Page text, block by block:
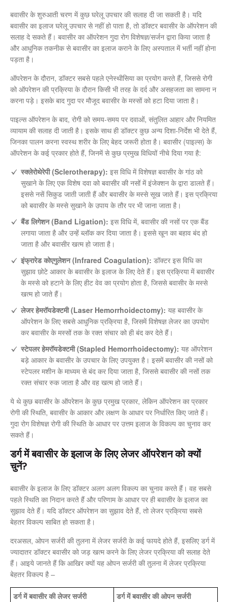
बवासीर के शुरुआती चरण में कुछ घरेलू उपचार की सलाह दी जा सकती है। यदि
बवासीर का इलाज घरेलू उपचार से नहीं हो पाता है, तो डॉक्टर बवासीर के ऑपरेशन की
सलाह दे सकते हैं। बवासीर का ऑपरेशन गुदा रोग विशेषज्ञ/सर्जन द्वारा किया जाता है
और आधुनिक तकनीक से बवासीर का इलाज कराने के लिए अस्पताल में भर्ती नहीं होना
पड़ता है।
ऑपरेशन के दौरान, डॉक्टर सबसे पहले एनेस्थीसिया का प्रयोग करते हैं, जिससे रोगी
को ऑपरेशन की प्रक्रिया के दौरान किसी भी तरह के दर्द और असहजता का सामना न
करना पड़े। इसके बाद गुदा पर मौजूद बवासीर के मस्सों को हटा दिया जाता है।
पाइल्स ऑपरेशन के बाद, रोगी को समय-समय पर दवाओं, संतुलित आहार और नियमित
व्यायाम की सलाह दी जाती है। इसके साथ ही डॉक्टर कुछ अन्य दिशा-निर्देश भी देते हैं,
जिनका पालन करना स्वस्थ शरीर के लिए बेहद जरूरी होता है। बवासीर (पाइल्स) के
ऑपरेशन के कई प्रकार होते हैं, जिनमें से कुछ प्रमुख विधियों नीचे दिया गया है:
स्क्लेरोथेरेपी (Sclerotherapy): इस विधि में विशेषज्ञ बवासीर के गांठ को
सुखाने के लिए एक विशेष दवा को बवासीर की नसों में इंजेक्शन के द्वारा डालते हैं।
इससे नसें सिकुड जाती जाती हैं और बवासीर के मस्से सूख जाते हैं। इस प्रक्रिया
को बवासीर के मस्से सुखाने के उपाय के तौर पर भी जाना जाता है।
बैंड लिगेशन (Band Ligation): इस विधि में, बवासीर की नसों पर एक बैंड
लगाया जाता है और उन्हें ब्लॉक कर दिया जाता है। इससे खून का बहाव बंद हो
जाता है और बवासीर खत्म हो जाता है।
इंफ्रारेड कोएगुलेशन (Infrared Coagulation): डॉक्टर इस विधि का
सुझाव छोटे आकार के बवासीर के इलाज के लिए देते हैं। इस प्रक्रिया में बवासीर
के मस्से को हटाने के लिए हीट वेव का प्रयोग होता है, जिससे बवासीर के मस्से
खत्म हो जाते हैं।
लेजर हेमरॉयडेक्टमी (Laser Hemorrhoidectomy): यह बवासीर के
ऑपरेशन के लिए सबसे आधुनिक प्रक्रिया है, जिसमें विशेषज्ञ लेजर का उपयोग
कर बवासीर के मस्सों तक के रक्त संचार को ही बंद कर देते हैं।
स्टेपलर हेमरॉयडेक्टमी (Stapled Hemorrhoidectomy): यह ऑपरेशन
बड़े आकार के बवासीर के उपचार के लिए उपयुक्त है। इसमें बवासीर की नसों को
स्टेपलर मशीन के माध्यम से बंद कर दिया जाता है, जिससे बवासीर की नसों तक
रक्त संचार रुक जाता है और वह खत्म हो जाते हैं।
ये थे कुछ बवासीर के ऑपरेशन के कुछ प्रमुख प्रकार, लेकिन ऑपरेशन का प्रकार
रोगी की स्थिति, बवासीर के आकार और लक्षण के आधार पर निर्धारित किए जाते हैं।
गुदा रोग विशेषज्ञ रोगी की स्थिति के आधार पर उत्तम इलाज के विकल्प का चुनाव कर
सकते हैं।
डर्ग में बवासीर के इलाज के लिए लेजर ऑपरेशन को क्यों
चुनें?
बवासीर के इलाज के लिए डॉक्टर अलग अलग विकल्प का चुनाव करते हैं। वह सबसे
पहले स्थिति का निदान करते हैं और परिणाम के आधार पर ही बवासीर के इलाज का
सुझाव देते हैं। यदि डॉक्टर ऑपरेशन का सुझाव देते हैं, तो लेजर प्रक्रिया सबसे
बेहतर विकल्प साबित हो सकता है।
दरअसल, ओपन सर्जरी की तुलना में लेजर सर्जरी के कई फायदे होते हैं, इसलिए डर्ग में
ज्यादातर डॉक्टर बवासीर को जड़ खत्म करने के लिए लेजर प्रक्रिया की सलाह देते
हैं। आइये जानते हैं कि आखिर क्यों यह ओपन सर्जरी की तुलना में लेजर प्रक्रिया
बेहतर विकल्प है –
डर्ग में बवासीर की लेजर सर्जरी
डर्ग में बवासीर की ओपन सर्जरी